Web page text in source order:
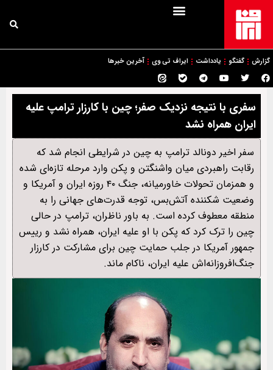
گزارش گفتگو یادداشت ایراف تی وی آخرین خبرها
سفری با نتیجه نزدیک صفر؛ چین با کارزار ترامپ علیه
ایران همراه نشد
سفر اخیر دونالد ترامپ به چین در شرایطی انجام شد که
رقابت راهبردی میان واشنگتن و پکن وارد مرحله تازه‌ای شده
و همزمان تحولات خاورمیانه، جنگ ۴۰ روزه ایران و آمریکا و
وضعیت شکننده آتش‌بس، توجه قدرت‌های جهانی را به
منطقه معطوف کرده است. به باور ناظران، ترامپ در حالی
چین را ترک کرد که پکن با او علیه ایران، همراه نشد و رییس
جمهور آمریکا در جلب حمایت چین برای مشارکت در کارزار
جنگ‌افروزانه‌اش علیه ایران، ناکام ماند.